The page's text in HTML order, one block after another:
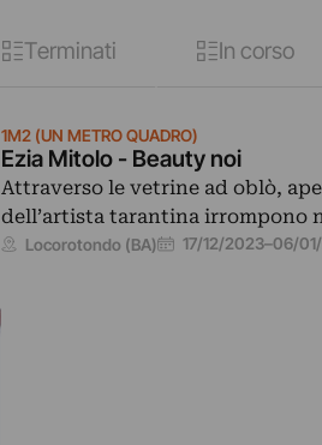
Terminati In corso
1M2 (UN METRO QUADRO)
Ezia Mitolo - Beauty noi
Attraverso le vetrine ad oblò,
dell’artista tarantina irrompono
Locorotondo (BA) 17/12/2023–06/